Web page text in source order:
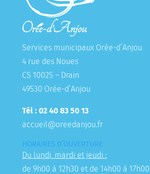
Services municipaux Orée-d’Anjou
4 rue des Noues
CS 10025 – Drain
49530 Orée-d’Anjou
Tél : 02 40 83 50 13
accueil@oreedanjou.fr
HORAIRES D’OUVERTURE
Du lundi, mardi et jeudi :
de 9h00 à 12h30 et de 14h00 à 17h00